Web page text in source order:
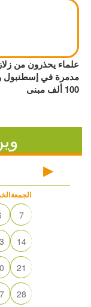
علماء يحذرون من
مدمرة في إسطنبول
100 ألف مبنى
الجمعة
7
14
21
28